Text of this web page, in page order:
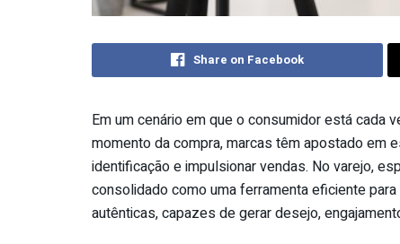
Share on Facebook
Em um cenário em que o consumidor está cada
momento da compra, marcas têm apostado em
identificação e impulsionar vendas. No varejo,
consolidado como uma ferramenta eficiente
autênticas, capazes de gerar desejo,